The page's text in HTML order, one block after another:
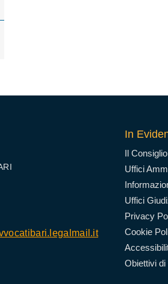
In
Il Consiglio
Uffici
Uffici
Privacy
Cookie
Obiettivi